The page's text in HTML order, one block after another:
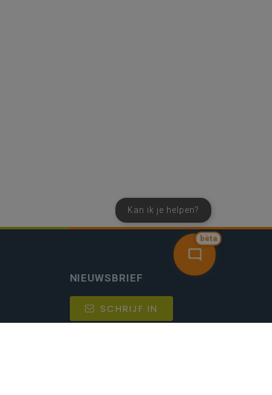
bèta
Kan ik je helpen?
NIEUWSBRIEF
SCHRIJF IN